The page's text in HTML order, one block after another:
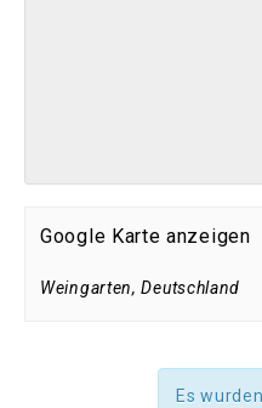
Google Karte anzeigen
Weingarten, Deutschland
Es